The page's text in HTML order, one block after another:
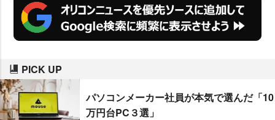
PICK UP
パソコンメーカー社員が本気で選んだ「10
万円台PC３選」